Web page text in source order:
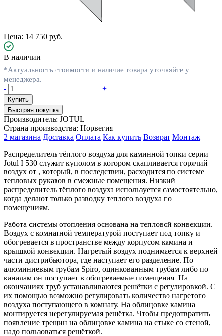
Цена: 14 750 руб.
В наличии
*Актуальность стоимости и наличие товара уточняйте у
менеджера.
-
+
Быстрая покупка
Производитель: JOTUL
Страна производства: Норвегия
2 магазина Доставка Оплата Как купить Возврат Монтаж
Распределитель тёплого воздуха для каминной топки серии
Jotul I 530 служит куполом в котором скапливается горячий
воздух от , который, в последствии, расходится по системе
тепловых рукавов в смежные помещения. Низкий
распределитель тёплого воздуха используется самостоятельно,
когда делают только разводку теплого воздуха по
помещениям.
Работа системы отопления основана на тепловой конвекции.
Воздух с комнатной температурой поступает под топку и
обогревается в пространстве между корпусом камина и
крышкой конвекции. Нагретый воздух поднимается к верхней
части дистрибьютора, где наступает его разделение. По
алюминиевым трубам Spiro, оцинкованным трубам либо по
каналам он поступает в обогреваемые помещения. На
окончаниях труб устанавливаются решётки с регулировкой. С
их помощью возможно регулировать количество нагретого
воздуха поступающего в комнату. На облицовке камина
монтируется нерегулируемая решётка. Чтобы предотвратить
появление трещин на облицовке камина на стыке со стеной,
надо пользоваться решёткой.